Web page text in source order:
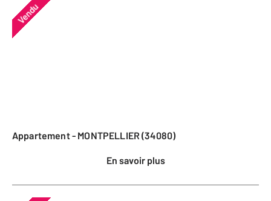
Vendu
Appartement - MONTPELLIER (34080)
En savoir plus